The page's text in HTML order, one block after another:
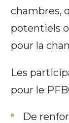
chambres,
potentiels
pour la
Les
pour le
De